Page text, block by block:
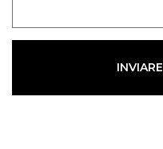
INVIARE